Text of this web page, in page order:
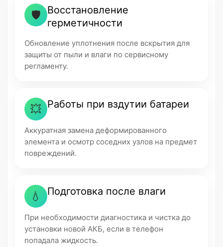
🛡
Восстановление
герметичности
Обновление уплотнения после вскрытия для
защиты от пыли и влаги по сервисному
регламенту.
💥 Работы при вздутии батареи
Аккуратная замена деформированного
элемента и осмотр соседних узлов на предмет
повреждений.
💧 Подготовка после влаги
При необходимости диагностика и чистка до
установки новой АКБ, если в телефон
попадала жидкость.